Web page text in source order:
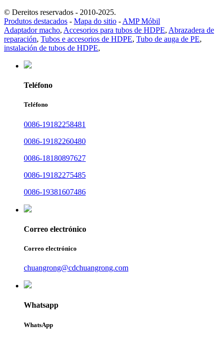
© Dereitos reservados - 2010-2025.
Produtos destacados - Mapa do sitio - AMP Móbil
Adaptador macho, Accesorios para tubos de HDPE, Abrazadera de
reparación, Tubos e accesorios de HDPE, Tubo de auga de PE,
instalación de tubos de HDPE,
Teléfono
Teléfono
0086-19182258481
0086-19182260480
0086-18180897627
0086-19182275485
0086-19381607486
Correo electrónico
Correo electrónico
chuangrong@cdchuangrong.com
Whatsapp
WhatsApp